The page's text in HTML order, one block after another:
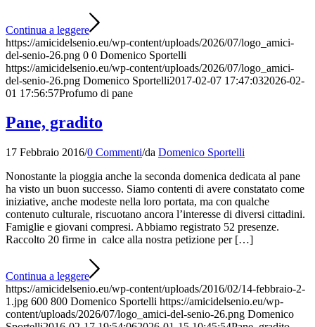
Continua a leggere
https://amicidelsenio.eu/wp-content/uploads/2026/07/logo_amici-
del-senio-26.png 0 0 Domenico Sportelli
https://amicidelsenio.eu/wp-content/uploads/2026/07/logo_amici-
del-senio-26.png Domenico Sportelli2017-02-07 17:47:032026-02-
01 17:56:57Profumo di pane
Pane, gradito
17 Febbraio 2016/0 Commenti/da Domenico Sportelli
Nonostante la pioggia anche la seconda domenica dedicata al pane
ha visto un buon successo. Siamo contenti di avere constatato come
iniziative, anche modeste nella loro portata, ma con qualche
contenuto culturale, riscuotano ancora l’interesse di diversi cittadini.
Famiglie e giovani compresi. Abbiamo registrato 52 presenze.
Raccolto 20 firme in calce alla nostra petizione per […]
Continua a leggere
https://amicidelsenio.eu/wp-content/uploads/2016/02/14-febbraio-2-
1.jpg 600 800 Domenico Sportelli https://amicidelsenio.eu/wp-
content/uploads/2026/07/logo_amici-del-senio-26.png Domenico